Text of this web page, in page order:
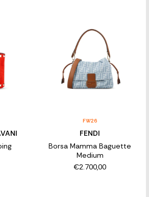
FW26
FENDI
Borsa Mamma Baguette
Medium
€2.700,00